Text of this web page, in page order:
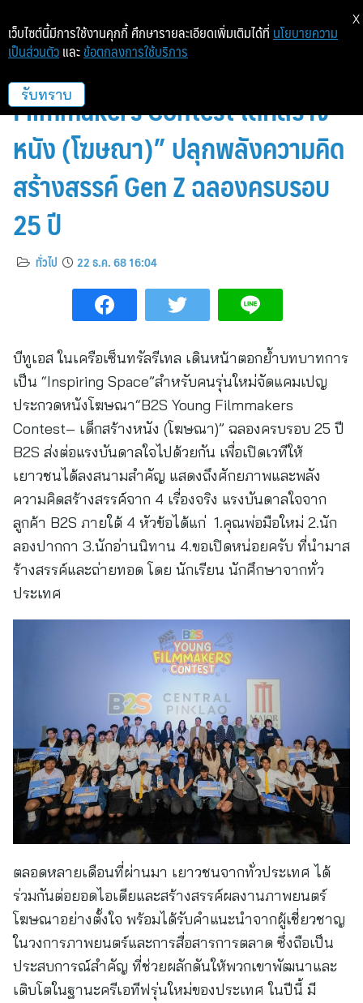
B2S ประกาศรางวัล “B2S Young
Filmmakers Contest เด็กสร้าง
หนัง (โฆษณา)” ปลุกพลังความคิด
สร้างสรรค์ Gen Z ฉลองครบรอบ
25 ปี
ทั่วไป 22 ธ.ค. 68 16:04
บีทูเอส ในเครือเซ็นทรัลรีเทล เดินหน้าตอกย้ำบทบาทการ
เป็น “Inspiring Space”สำหรับคนรุ่นใหม่จัดแคมเปญ
ประกวดหนังโฆษณา“B2S Young Filmmakers
Contest– เด็กสร้างหนัง (โฆษณา)” ฉลองครบรอบ 25 ปี
B2S ส่งต่อแรงบันดาลใจไปด้วยกัน เพื่อเปิดเวทีให้
เยาวชนได้ลงสนามสำคัญ แสดงถึงศักยภาพและพลัง
ความคิดสร้างสรรค์จาก 4 เรื่องจริง แรงบันดาลใจจาก
ลูกค้า B2S ภายใต้ 4 หัวข้อได้แก่ 1.คุณพ่อมือใหม่ 2.นัก
ลองปากกา 3.นักอ่านนิทาน 4.ขอเปิดหน่อยครับ ที่นำมาส
ร้างสรรค์และถ่ายทอด โดย นักเรียน นักศึกษาจากทั่ว
ประเทศ
ตลอดหลายเดือนที่ผ่านมา เยาวชนจากทั่วประเทศ ได้
ร่วมกันต่อยอดไอเดียและสร้างสรรค์ผลงานภาพยนตร์
โฆษณาอย่างตั้งใจ พร้อมได้รับคำแนะนำจากผู้เชี่ยวชาญ
ในวงการภาพยนตร์และการสื่อสารการตลาด ซึ่งถือเป็น
ประสบการณ์สำคัญ ที่ช่วยผลักดันให้พวกเขาพัฒนาและ
เติบโตในฐานะครีเอทีฟรุ่นใหม่ของประเทศ ในปีนี้ มี
เว็บไซต์นี้มีการใช้งานคุกกี้ ศึกษารายละเอียดเพิ่มเติมได้ที่ นโยบายความ
เป็นส่วนตัว และ ข้อตกลงการใช้บริการ
รับทราบ
X